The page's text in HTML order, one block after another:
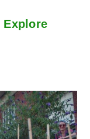
Explore